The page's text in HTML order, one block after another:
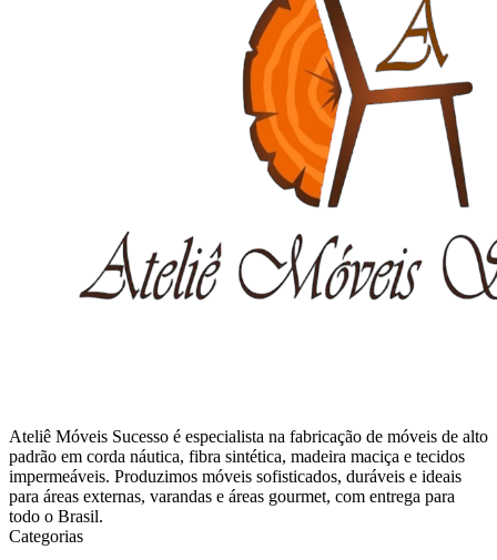
Ateliê Móveis Sucesso é especialista na fabricação de móveis de alto
padrão em corda náutica, fibra sintética, madeira maciça e tecidos
impermeáveis. Produzimos móveis sofisticados, duráveis e ideais
para áreas externas, varandas e áreas gourmet, com entrega para
todo o Brasil.
Categorias